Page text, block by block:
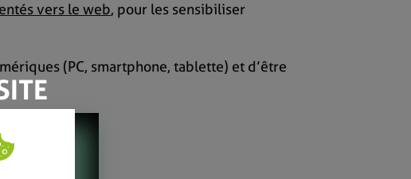
vers le web, pour les sensibiliser
(PC, smartphone, tablette) et d’être